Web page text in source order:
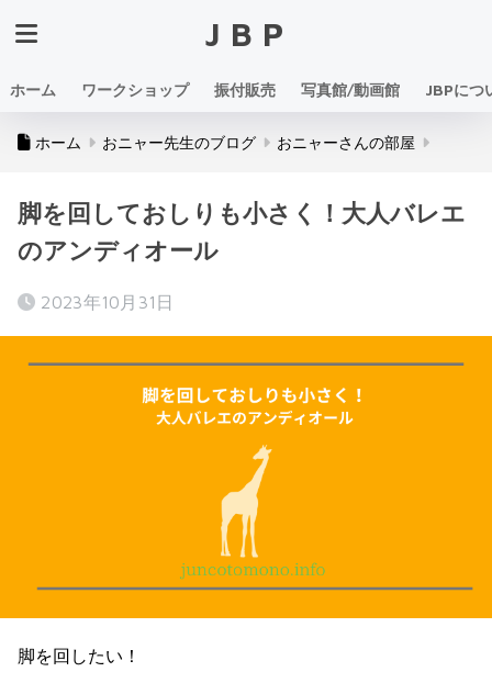
JBP
ホーム ワークショップ 振付販売 写真館/動画館 JBPにつ
ホーム おニャー先生のブログ おニャーさんの部屋
脚を回しておしりも小さく！大人バレエ
のアンディオール
2023年10月31日
脚を回したい！